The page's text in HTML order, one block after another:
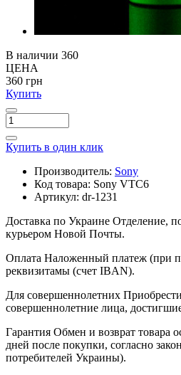
В наличии 360
ЦЕНА
360 грн
Купить
Купить в один клик
Производитель: Sony
Код товара: Sony VTC6
Артикул: dr-1231
Доставка по Украине Отделение,
курьером Новой Почты.
Оплата Наложенный платеж (при
реквизитамы (счет IBAN).
Для совершеннолетних
совершеннолетние лица,
Гарантия Обмен и возврат товара
дней после покупки, согласно
потребителей Украины).